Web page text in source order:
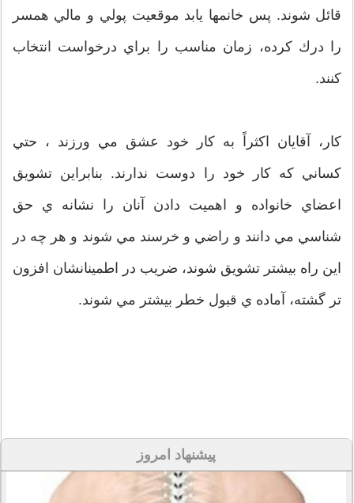
قائل شوند. پس خانمها يابد موقعيت پولي و مالي همسر
را درك كرده، زمان مناسب را براي درخواست انتخاب
كنند.
كار، آقايان اكثراً به كار خود عشق مي ورزند ، حتي
كساني كه كار خود را دوست ندارند. بنابراين تشويق
اعضاي خانواده و اهميت دادن آنان را نشانه ي حق
شناسي مي دانند و راضي و خرسند مي شوند و هر چه در
اين راه بيشتر تشويق شوند، ضريب در اطمينانشان افزون
تر گشته، آماده ي قبول خطر بيشتر مي شوند.
پیشنهاد امروز